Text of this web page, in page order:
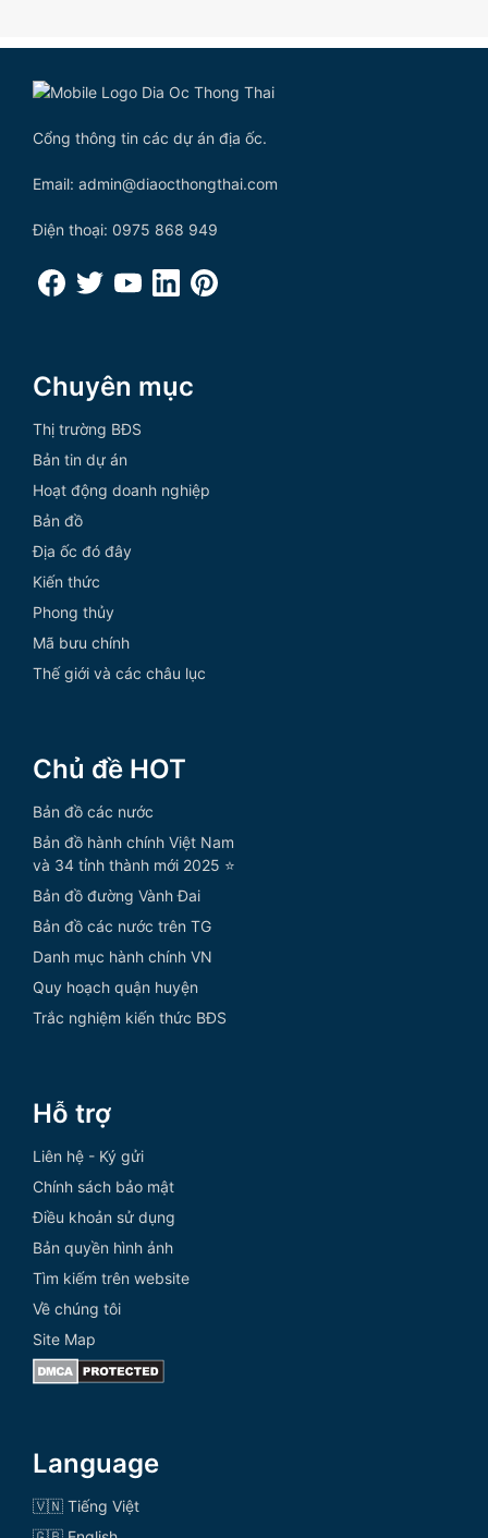
Cổng thông tin các dự án địa ốc.
Email: admin@diaocthongthai.com
Điện thoại: 0975 868 949
Chuyên mục
Thị trường BĐS
Bản tin dự án
Hoạt động doanh nghiệp
Bản đồ
Địa ốc đó đây
Kiến thức
Phong thủy
Mã bưu chính
Thế giới và các châu lục
Chủ đề HOT
Bản đồ các nước
Bản đồ hành chính Việt Nam
và 34 tỉnh thành mới 2025 ⭐
Bản đồ đường Vành Đai
Bản đồ các nước trên TG
Danh mục hành chính VN
Quy hoạch quận huyện
Trắc nghiệm kiến thức BĐS
Hỗ trợ
Liên hệ - Ký gửi
Chính sách bảo mật
Điều khoản sử dụng
Bản quyền hình ảnh
Tìm kiếm trên website
Về chúng tôi
Site Map
Language
🇻🇳 Tiếng Việt